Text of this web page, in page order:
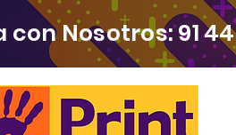
con Nosotros:91